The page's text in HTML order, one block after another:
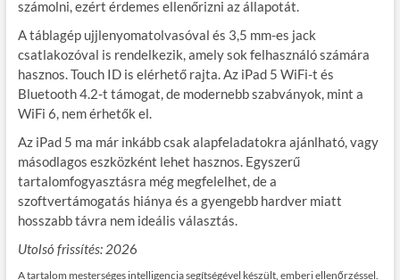
számolni, ezért érdemes ellenőrizni az állapotát.
A táblagép ujjlenyomatolvasóval és 3,5 mm-es jack
csatlakozóval is rendelkezik, amely sok felhasználó számára
hasznos. Touch ID is elérhető rajta. Az iPad 5 WiFi-t és
Bluetooth 4.2-t támogat, de modernebb szabványok, mint a
WiFi 6, nem érhetők el.
Az iPad 5 ma már inkább csak alapfeladatokra ajánlható, vagy
másodlagos eszközként lehet hasznos. Egyszerű
tartalomfogyasztásra még megfelelhet, de a
szoftvertámogatás hiánya és a gyengebb hardver miatt
hosszabb távra nem ideális választás.
Utolsó frissítés: 2026
A tartalom mesterséges intelligencia segítségével készült, emberi ellenőrzéssel.